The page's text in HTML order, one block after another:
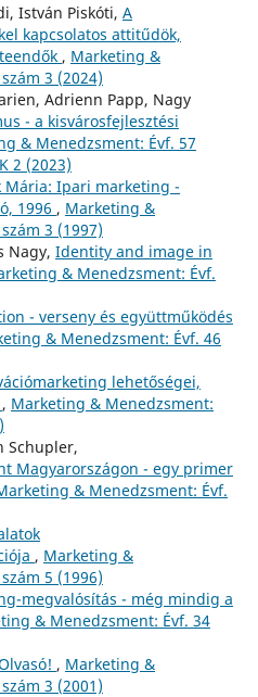
István Piskóti, A
kapcsolatos attitűdök,
, Marketing &
3 (2024)
Adrienn Papp, Nagy
- a kisvárosfejlesztési
& Menedzsment: Évf. 57
2 (2023)
Mária: Ipari marketing -
1996 , Marketing &
3 (1997)
Nagy, Identity and image in
& Menedzsment: Évf.
- verseny és együttműködés
& Menedzsment: Évf. 46
lehetőségei,
, Marketing & Menedzsment:
Schupler,
Magyarországon - egy primer
& Menedzsment: Évf.
, Marketing &
5 (1996)
megvalósítás - még mindig a
& Menedzsment: Évf. 34
, Marketing &
3 (2001)